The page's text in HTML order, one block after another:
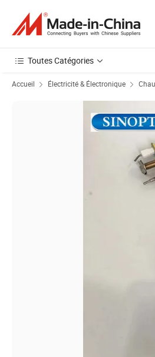
Toutes Catégories
Accueil Électricité & Électronique